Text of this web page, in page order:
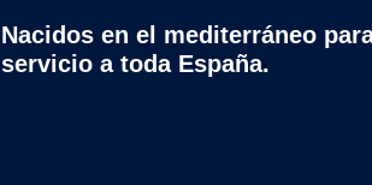
Nacidos en el mediterráneo
servicio a toda España.